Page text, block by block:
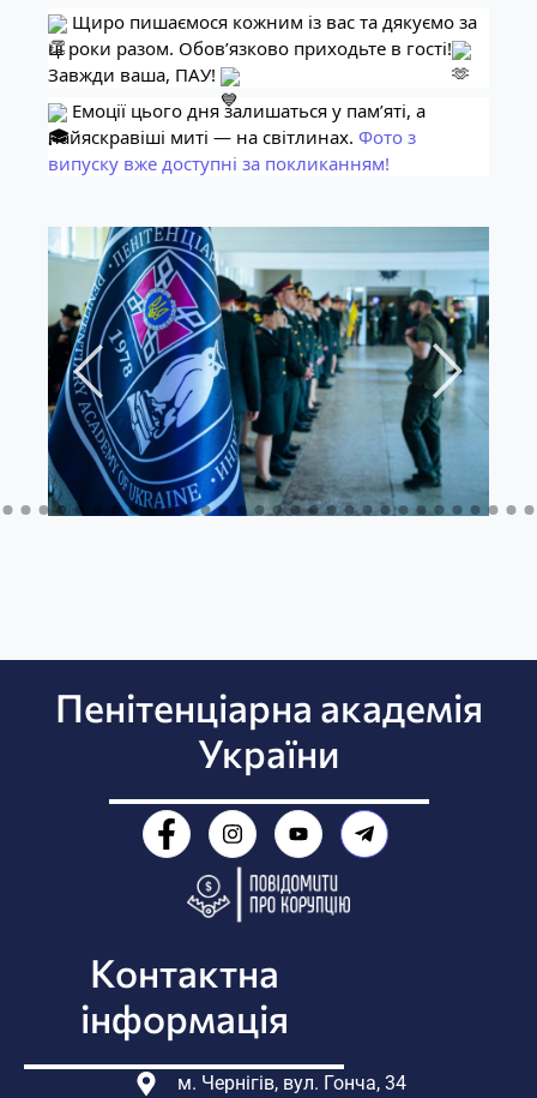
Щиро пишаємося кожним із вас та дякуємо за
ці роки разом. Обов’язково приходьте в гості!
Завжди ваша, ПАУ!
Емоції цього дня залишаться у пам’яті, а
найяскравіші миті — на світлинах. Фото з
випуску вже доступні за покликанням!
Пенітенціарна академія
України
Контактна
інформація
м. Чернігів, вул. Гонча, 34